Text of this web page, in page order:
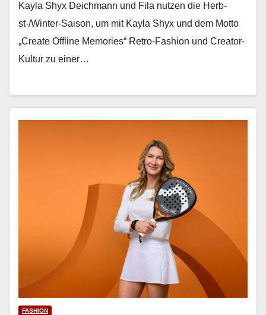
Kayla Shyx Deich­mann und Fila nutzen die Herb­
st-/Win­ter-Sai­son, um mit Kay­la Shyx und dem Mot­to
„Cre­ate Offline Mem­o­ries“ Retro-Fash­ion und Cre­ator-
Kul­tur zu ein­er…
FASHION